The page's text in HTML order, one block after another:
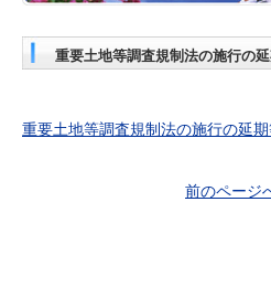
重要土地等調査規制法の施行の
重要土地等調査規制法の施行の延
前のページ